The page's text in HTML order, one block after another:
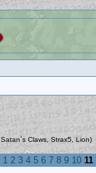
Satan`s Claws, Strax5, Lion)
1 2 3 4 5 6 7 8 9 10 11